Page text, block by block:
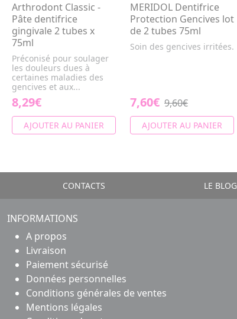
Arthrodont Classic -
Pâte dentifrice
gingivale 2 tubes x
75ml
Préconisé pour soulager
les douleurs dues à
certaines maladies des
gencives et aux...
8,29€
AJOUTER AU PANIER
MERIDOL Dentifrice
Protection Gencives lot
de 2 tubes 75ml
Soin des gencives irritées.
7,60€ 9,60€
AJOUTER AU PANIER
CONTACTS LE BLOG
INFORMATIONS
A propos
Livraison
Paiement sécurisé
Données personnelles
Conditions générales de ventes
Mentions légales